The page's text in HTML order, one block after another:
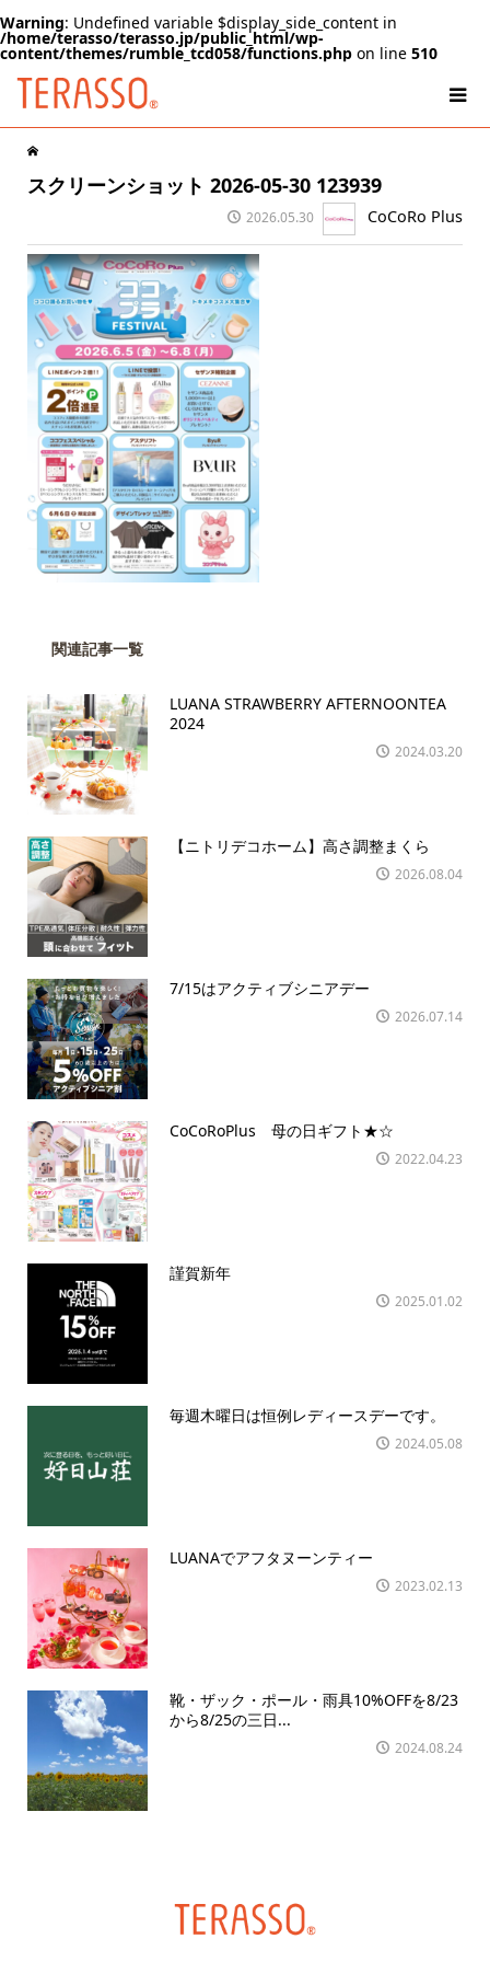
Warning: Undefined variable $display_side_content in
/home/terasso/terasso.jp/public_html/wp-
content/themes/rumble_tcd058/functions.php on line 510
スクリーンショット 2026-05-30 123939
2026.05.30 CoCoRo Plus
関連記事一覧
LUANA STRAWBERRY AFTERNOONTEA
2024
2024.03.20
【ニトリデコホーム】高さ調整まくら
2026.08.04
7/15はアクティブシニアデー
2026.07.14
CoCoRoPlus 母の日ギフト★☆
2022.04.23
謹賀新年
2025.01.02
毎週木曜日は恒例レディースデーです。
2024.05.08
LUANAでアフタヌーンティー
2023.02.13
靴・ザック・ポール・雨具10%OFFを8/23
から8/25の三日...
2024.08.24